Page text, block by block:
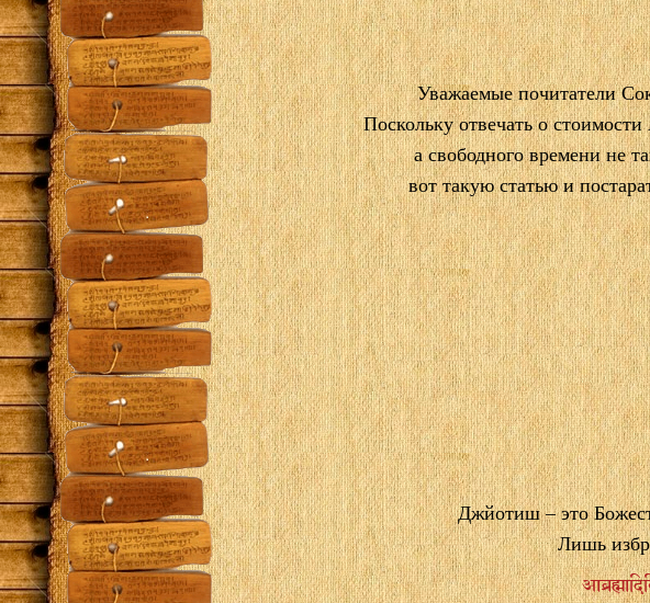
Уважаемые почитатели
Поскольку отвечать о
а свободного времени не
вот такую статью и
Джйотиш–это
Лишь